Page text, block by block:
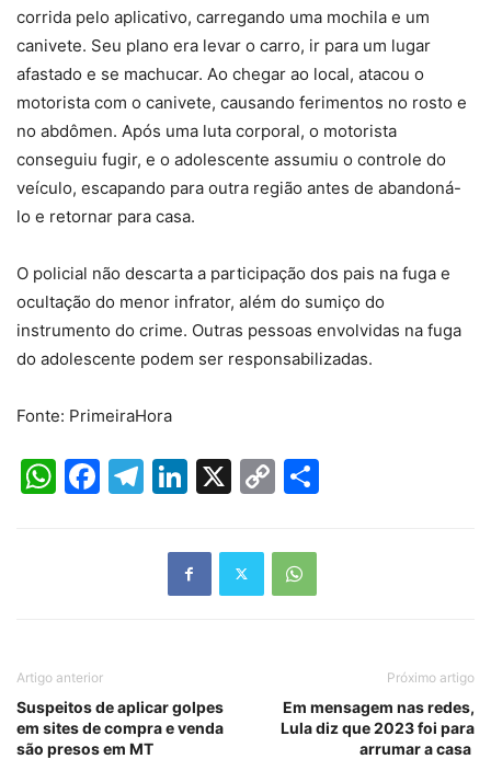
corrida pelo aplicativo, carregando uma mochila e um
canivete. Seu plano era levar o carro, ir para um lugar
afastado e se machucar. Ao chegar ao local, atacou o
motorista com o canivete, causando ferimentos no rosto e
no abdômen. Após uma luta corporal, o motorista
conseguiu fugir, e o adolescente assumiu o controle do
veículo, escapando para outra região antes de abandoná-
lo e retornar para casa.
O policial não descarta a participação dos pais na fuga e
ocultação do menor infrator, além do sumiço do
instrumento do crime. Outras pessoas envolvidas na fuga
do adolescente podem ser responsabilizadas.
Fonte: PrimeiraHora
WhatsApp
Facebook
Telegram
LinkedIn
X
Copy
Artigo anterior
Suspeitos de aplicar golpes
em sites de compra e venda
são presos em MT
Próximo artigo
Em mensagem nas redes,
Lula diz que 2023 foi para
arrumar a casa